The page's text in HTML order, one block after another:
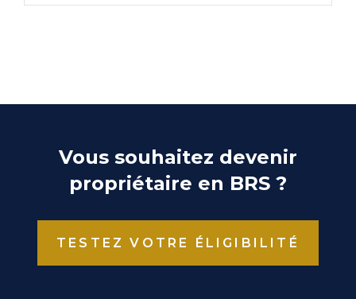
Vous souhaitez devenir
propriétaire en BRS ?
TESTEZ VOTRE ÉLIGIBILITÉ